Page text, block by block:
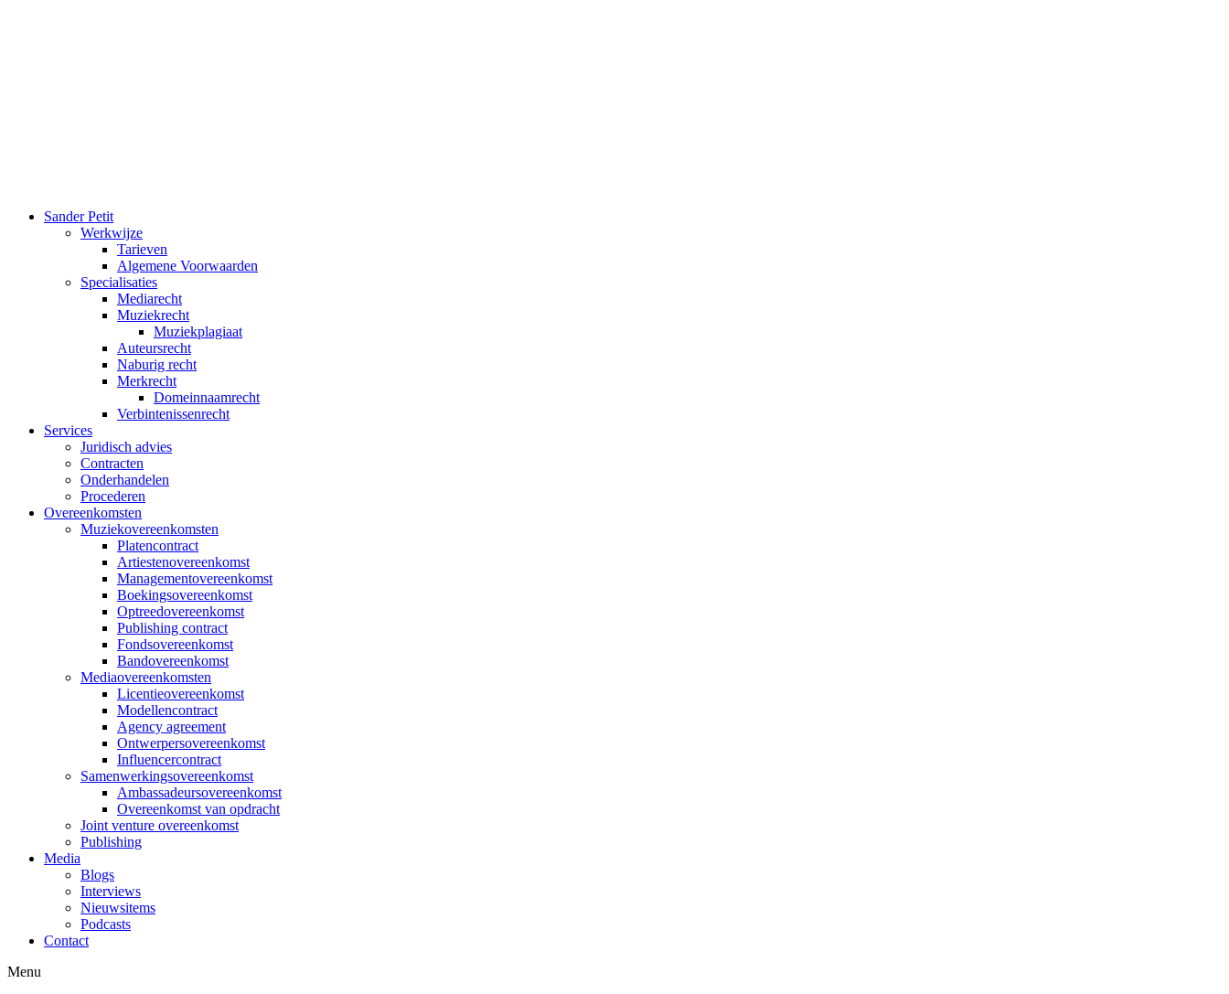
Sander Petit
Werkwijze
Tarieven
Algemene Voorwaarden
Specialisaties
Mediarecht
Muziekrecht
Muziekplagiaat
Auteursrecht
Naburig recht
Merkrecht
Domeinnaamrecht
Verbintenissenrecht
Services
Juridisch advies
Contracten
Onderhandelen
Procederen
Overeenkomsten
Muziekovereenkomsten
Platencontract
Artiestenovereenkomst
Managementovereenkomst
Boekingsovereenkomst
Optreedovereenkomst
Publishing contract
Fondsovereenkomst
Bandovereenkomst
Mediaovereenkomsten
Licentieovereenkomst
Modellencontract
Agency agreement
Ontwerpersovereenkomst
Influencercontract
Samenwerkingsovereenkomst
Ambassadeursovereenkomst
Overeenkomst van opdracht
Joint venture overeenkomst
Publishing
Media
Blogs
Interviews
Nieuwsitems
Podcasts
Contact
Menu